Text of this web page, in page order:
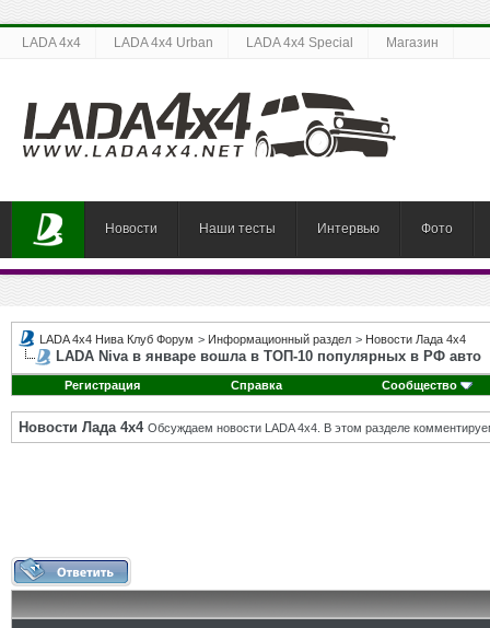
LADA 4x4 LADA 4x4 Urban LADA 4x4 Special Магазин
Новости Наши тесты Интервью Фото
LADA 4x4 Нива Клуб Форум > Информационный раздел > Новости Лада 4х4
LADA Niva в январе вошла в ТОП-10 популярных в РФ авто
Регистрация Справка Сообщество
Новости Лада 4х4 Обсуждаем новости LADA 4x4. В этом разделе